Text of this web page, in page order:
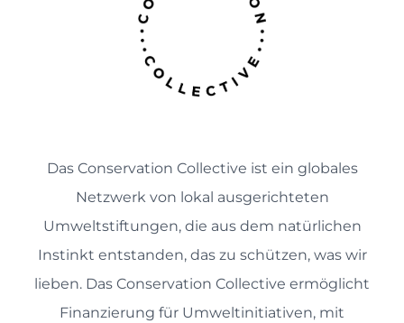
Das Conservation Collective ist ein globales
Netzwerk von lokal ausgerichteten
Umweltstiftungen, die aus dem natürlichen
Instinkt entstanden, das zu schützen, was wir
lieben. Das Conservation Collective ermöglicht
Finanzierung für Umweltinitiativen, mit